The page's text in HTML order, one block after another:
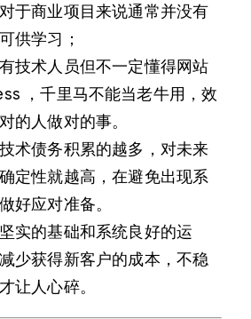
于商业项目来说通常并没有
供学习；
技术人员但不一定懂得网站
，千里马不能当老牛用，效
的人做对的事。
术债务积累的越多，对未来
定性就越高，在避免出现系
好应对准备。
实的基础和系统良好的运
少获得新客户的成本，不稳
让人心碎。